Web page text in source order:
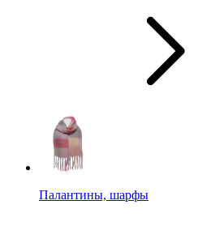
Палантины, шарфы